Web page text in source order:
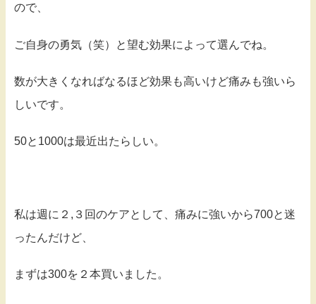
ので、
ご自身の勇気（笑）と望む効果によって選んでね。
数が大きくなればなるほど効果も高いけど痛みも強いら
しいです。
50と1000は最近出たらしい。
私は週に２,３回のケアとして、痛みに強いから700と迷
ったんだけど、
まずは300を２本買いました。